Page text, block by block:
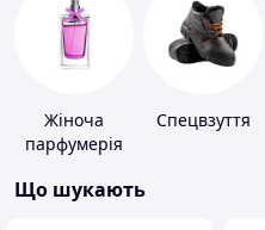
Жіноча
парфумерія
Спецвзуття
Що шукають